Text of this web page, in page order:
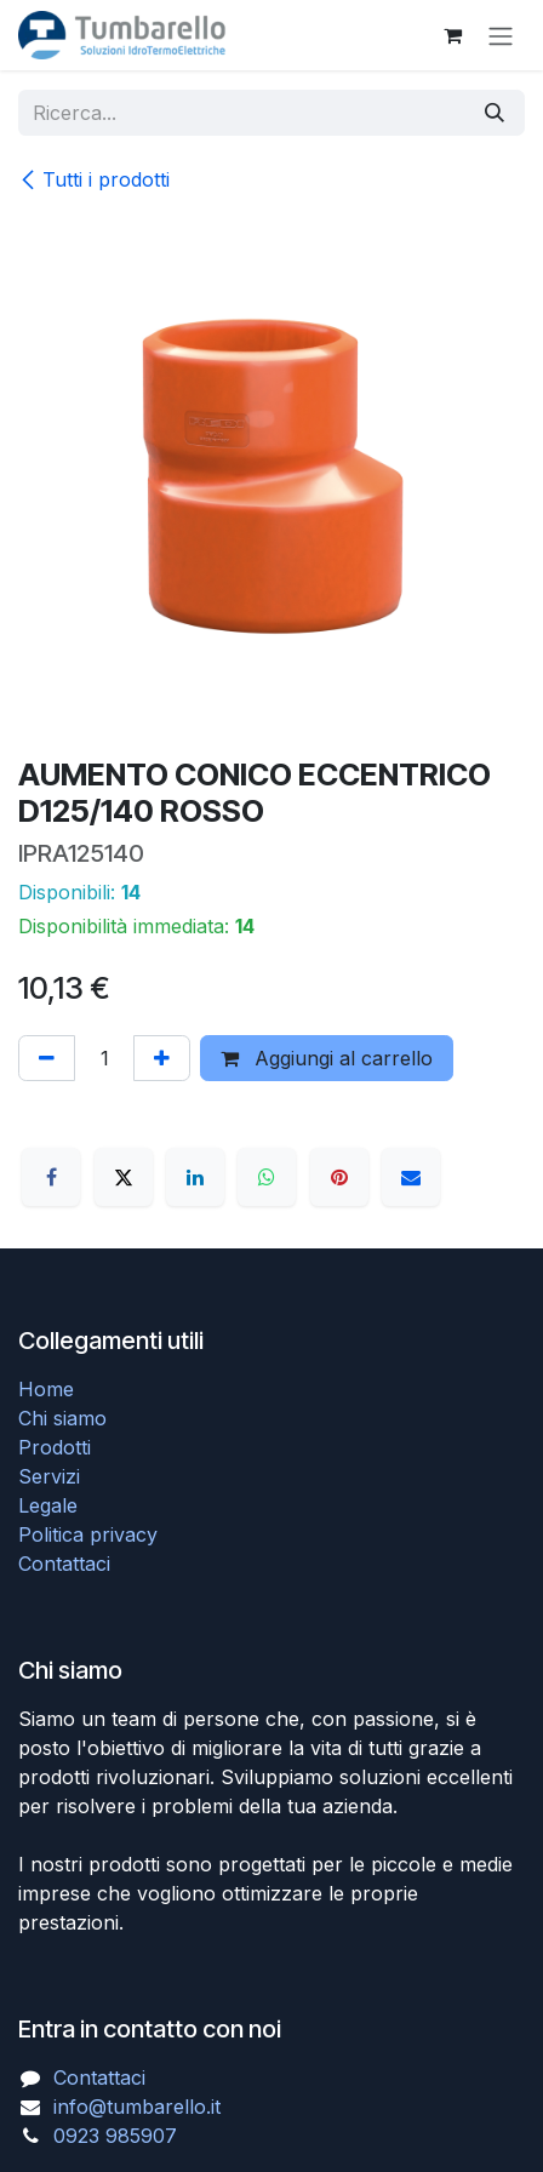
Passa al contenuto
Tutti i prodotti
AUMENTO CONICO ECCENTRICO
D125/140 ROSSO
IPRA125140
Disponibili: 14
Disponibilità immediata: 14
10,13 €
Aggiungi al carrello
Collegamenti utili
Home
Chi siamo
Prodotti
Servizi
Legale
Politica privacy
Contattaci
Chi siamo
Siamo un team di persone che, con passione, si è
posto l'obiettivo di migliorare la vita di tutti grazie a
prodotti rivoluzionari. Sviluppiamo soluzioni eccellenti
per risolvere i problemi della tua azienda.
I nostri prodotti sono progettati per le piccole e medie
imprese che vogliono ottimizzare le proprie
prestazioni.
Entra in contatto con noi
Contattaci
info@tumbarello.it
0923 985907